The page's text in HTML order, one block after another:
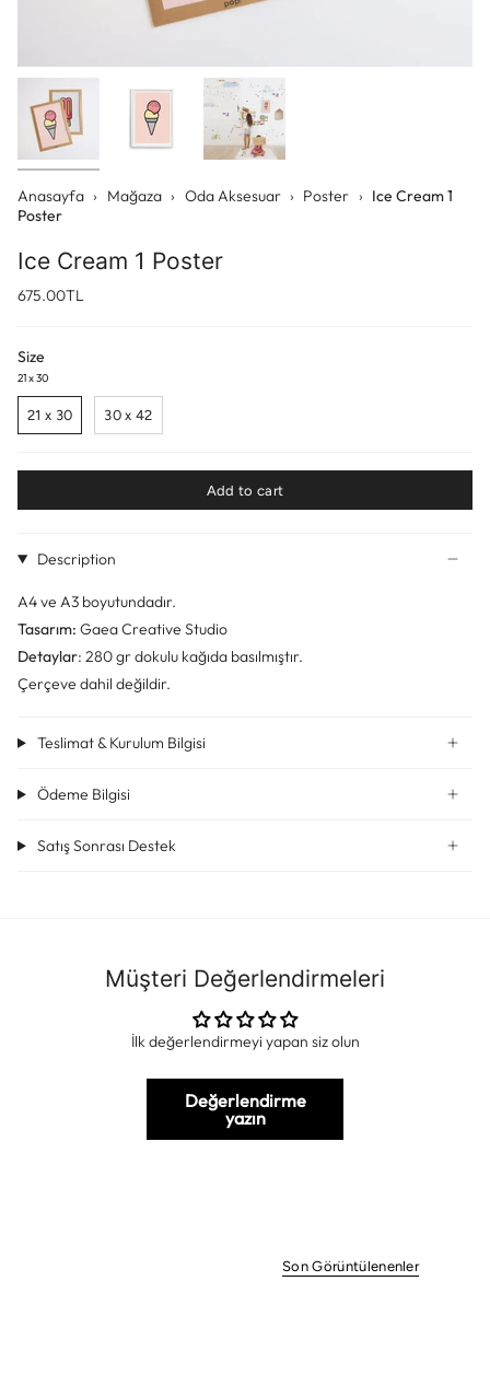
Anasayfa › Mağaza › Oda Aksesuar › Poster › Ice Cream 1
Poster
Ice Cream 1 Poster
675.00TL
Size
21 x 30
21 x 30 30 x 42
Add to cart
Description
A4 ve A3 boyutundadır.
Tasarım: Gaea Creative Studio
Detaylar: 280 gr dokulu kağıda basılmıştır.
Çerçeve dahil değildir.
Teslimat & Kurulum Bilgisi
Ödeme Bilgisi
Satış Sonrası Destek
Müşteri Değerlendirmeleri
İlk değerlendirmeyi yapan siz olun
Değerlendirme
yazın
Son Görüntülenenler